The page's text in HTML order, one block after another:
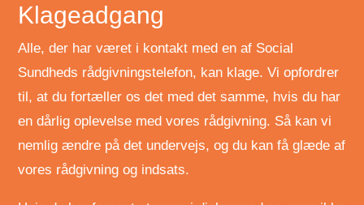
Klageadgang
Alle, der har været i kontakt med en af Social
Sundheds rådgivningstelefon, kan klage. Vi opfordrer
til, at du fortæller os det med det samme, hvis du har
en dårlig oplevelse med vores rådgivning. Så kan vi
nemlig ændre på det undervejs, og du kan få glæde af
vores rådgivning og indsats.